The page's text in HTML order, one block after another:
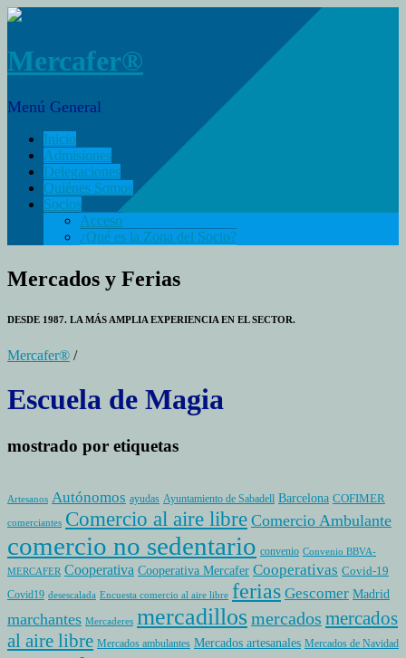
Mercafer®
Menú General
Inicio
Admisiones
Delegaciones
Quiénes Somos
Socios
Acceso
¿Qué es la Zona del Socio?
Mercados y Ferias
DESDE 1987. LA MÁS AMPLIA EXPERIENCIA EN EL SECTOR.
Mercafer® /
Escuela de Magia
mostrado por etiquetas
Artesanos Autónomos ayudas Ayuntamiento de Sabadell Barcelona COFIMER
comerciantes Comercio al aire libre Comercio Ambulante
comercio no sedentario convenio Convenio BBVA-
MERCAFER Cooperativa Cooperativa Mercafer Cooperativas Covid-19
Covid19 desescalada Encuesta comercio al aire libre ferias Gescomer Madrid
marchantes Mercaderes mercadillosmercados mercados
al aire libre Mercados ambulantes Mercados artesanales Mercados de Navidad